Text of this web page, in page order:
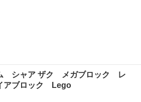
シャア ザク メガブロック レ
アブロック Lego